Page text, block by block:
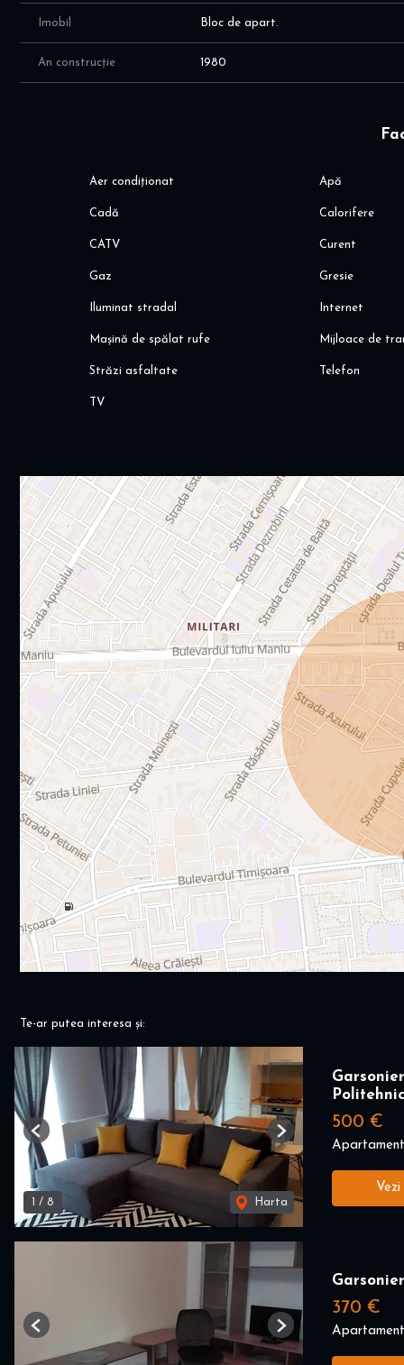
Imobil Bloc de apart.
An construcție 1980
Aer condiționat Apă
Cadă Calorifere
CATV Curent
Gaz Gresie
Iluminat stradal Internet
Mașină de spălat rufe Mijloace de
Străzi asfaltate Telefon
TV
Te-ar putea interesa și:
/ 8 Harta
Previous Next
500 €
Previous Next
370 €